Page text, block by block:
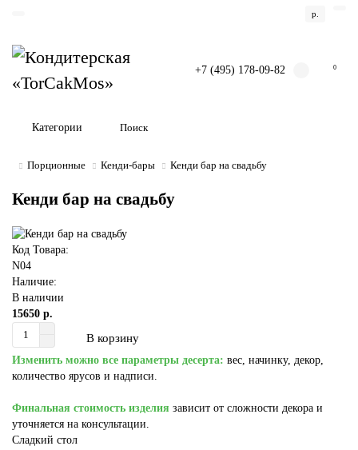
р.
+7 (495) 178-09-82 0
Категории
Порционные Кенди-бары Кенди бар на свадьбу
Кенди бар на свадьбу
Код Товара:
N04
Наличие:
В наличии
15650 р.
В корзину
Изменить можно все параметры десерта: вес, начинку, декор,
количество ярусов и надписи.
Финальная стоимость изделия зависит от сложности декора и
уточняется на консультации.
Сладкий стол